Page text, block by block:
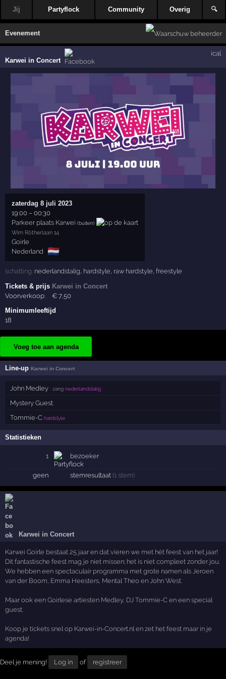
Jij Partyflock Community Overig 🔍
Evenement
Karwei in Concert
ical
zaterdag 8 juli 2023
19:00 –00:30
Parkeer plaats Karwei (buiten)
Wim Rötherlaan 14
Goirle
Nederland 🇳🇱
schatting: nederlandstalig, hardstyle, raw hardstyle,freestyle
Tickets & prijs Karwei in Concert
Voorverkoop:
€7 ,50
Minimumleeftijd
18
Voeg toe aan agenda
Line-upKarwei in Concert
John Medley · zang nederlandstalig
Mystery Guest
Tommie-C hardstyle
Statistieken
1 bezoeker
geen stemresultaat(1 stem)
Karwei in Concert
Karwei Goirle bestaat 25 jaar en dat vieren we met hét feest van het jaar!
Dit fantastische feest mag je niet missen; het is niet compleet zonder jou.
We hebben een spectaculair programma met grote namen als Jeroen
van der Boom, Emma Heesters, Mental Theo en John West.
Maar ook een Goirlese artiesten Medley, DJ Tommie-C en een special
guest.
Koop je tickets snel op Karwei-in-Concert.nl en zet het feest maar in je
agenda!
Deel je mening! Log in of registreer